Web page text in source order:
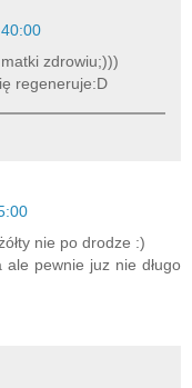
zdrowiu;)))
regeneruje:D
nie po drodze :)
pewnie juz nie długo